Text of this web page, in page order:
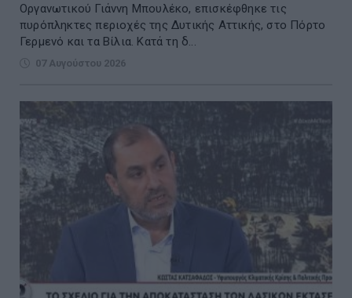
Οργανωτικού Γιάννη Μπουλέκο, επισκέφθηκε τις
πυρόπληκτες περιοχές της Δυτικής Αττικής, στο Πόρτο
Γερμενό και τα Βίλια. Κατά τη δ...
07 Αυγούστου 2026